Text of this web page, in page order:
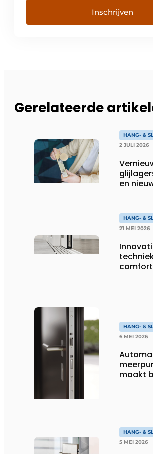
Inschrijven
Gerelateerde
HANG- &
2 JULI 2026
en
HANG- &
21 MEI 2026
HANG- &
6 MEI 2026
maakt
HANG- &
5 MEI 2026